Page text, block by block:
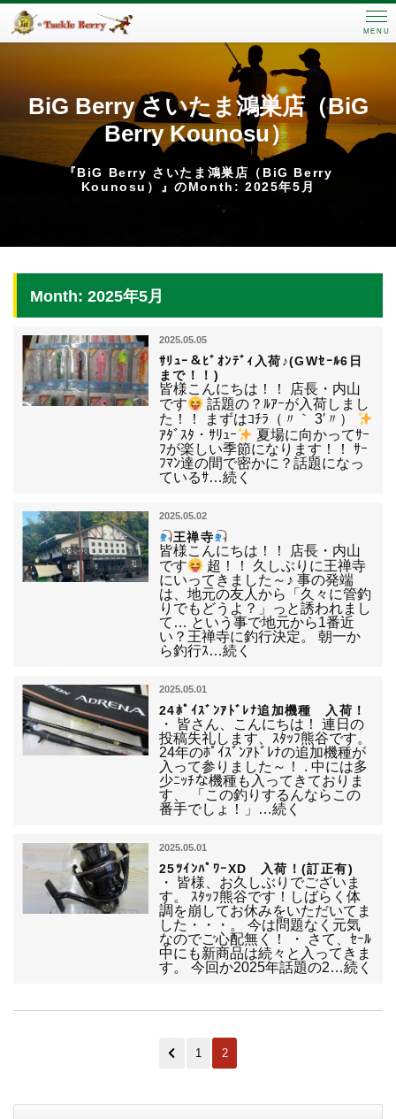
MENU
BiG Berry さいたま鴻巣店（BiG
Berry Kounosu）
『BiG Berry さいたま鴻巣店（BiG Berry
Kounosu）』のMonth: 2025年5月
Month: 2025年5月
2025.05.05
ｻﾘｭｰ＆ﾋﾞｵﾝﾃﾞｨ入荷♪(GWｾｰﾙ6日
まで！！)
皆様こんにちは！！ 店長・内山
です
話題の？ﾙｱｰが入荷しまし
た！！ まずはｺﾁﾗ（〃｀ 3′〃）
ｱﾀﾞｽﾀ・ｻﾘｭｰ
夏場に向かってｻｰ
ﾌが楽しい季節になります！！ ｻｰ
ﾌﾏﾝ達の間で密かに？話題になっ
ているｻ…続く
2025.05.02
王禅寺
皆様こんにちは！！ 店長・内山
です
超！！ 久しぶりに王禅寺
にいってきました～♪ 事の発端
は、地元の友人から「久々に管釣
りでもどうよ？」っと誘われまし
て… という事で地元から1番近
い？王禅寺に釣行決定。 朝一か
ら釣行ｽ…続く
2025.05.01
24ﾎﾟｲｽﾞﾝｱﾄﾞﾚﾅ追加機種 入荷！
・ 皆さん、こんにちは！ 連日の
投稿失礼します、ｽﾀｯﾌ熊谷です。
24年のﾎﾟｲｽﾞﾝｱﾄﾞﾚﾅの追加機種が
入って参りました～！ . 中には多
少ﾆｯﾁな機種も入ってきておりま
す、 「この釣りするんならこの
番手でしょ！」…続く
2025.05.01
25ﾂｲﾝﾊﾟﾜｰXD 入荷！(訂正有)
・ 皆様、お久しぶりでございま
す。 ｽﾀｯﾌ熊谷です！しばらく体
調を崩してお休みをいただいてま
した・・・。 今は問題なく元気
なのでご心配無く！ ・ さて、ｾｰﾙ
中にも新商品は続々と入ってきま
す。 今回か2025年話題の2…続く
1 2